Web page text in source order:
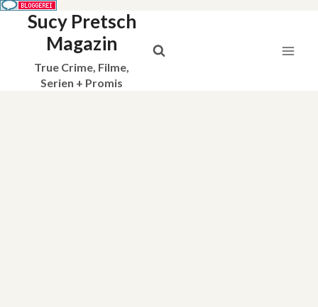
Sucy Pretsch
Magazin
True Crime, Filme,
Serien + Promis